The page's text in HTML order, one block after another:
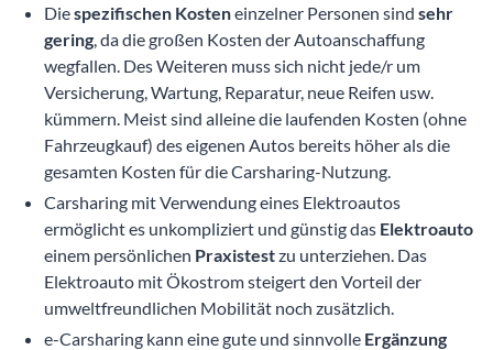
Diespezifischen Kosteneinzelner Personen sind sehr
gering, da die großen Kosten der Autoanschaffung
wegfallen. Des Weiteren muss sich nicht jede/r um
Versicherung, Wartung, Reparatur, neue Reifen usw.
kümmern. Meist sind alleine die laufenden Kosten (ohne
Fahrzeugkauf) des eigenen Autos bereits höher als die
gesamten Kosten für die Carsharing-Nutzung.
Carsharing mit Verwendung eines Elektroautos
ermöglicht es unkompliziert und günstig das Elektroauto
einem persönlichen Praxistestzu unterziehen. Das
Elektroauto mit Ökostrom steigert den Vorteil der
umweltfreundlichen Mobilität noch zusätzlich.
e-Carsharing kann eine gute und sinnvolle Ergänzung